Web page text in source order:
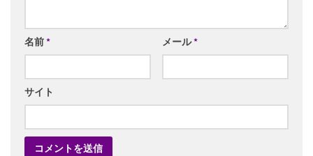
名前* メール*
サイト